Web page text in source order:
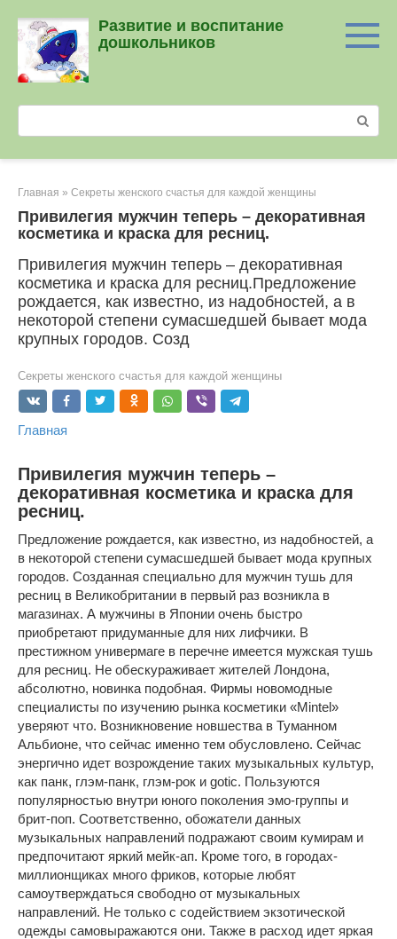
контенту
Развитие и воспитание
дошкольников
Главная » Секреты женского счастья для каждой женщины
Привилегия мужчин теперь – декоративная
косметика и краска для ресниц.
Привилегия мужчин теперь – декоративная
косметика и краска для ресниц.Предложение
рождается, как известно, из надобностей, а в
некоторой степени сумасшедшей бывает мода
крупных городов. Созд
Секреты женского счастья для каждой женщины
Главная
Привилегия мужчин теперь –
декоративная косметика и краска для
ресниц.
Предложение рождается, как известно, из надобностей, а
в некоторой степени сумасшедшей бывает мода крупных
городов. Созданная специально для мужчин тушь для
ресниц в Великобритании в первый раз возникла в
магазинах. А мужчины в Японии очень быстро
приобретают придуманные для них лифчики. В
престижном универмаге в перечне имеется мужская тушь
для ресниц. Не обескураживает жителей Лондона,
абсолютно, новинка подобная. Фирмы новомодные
специалисты по изучению рынка косметики «Mintel»
уверяют что. Возникновение новшества в Туманном
Альбионе, что сейчас именно тем обусловлено. Сейчас
энергично идет возрождение таких музыкальных культур,
как панк, глэм-панк, глэм-рок и gotic. Пользуются
популярностью внутри юного поколения эмо-группы и
брит-поп. Соответственно, обожатели данных
музыкальных направлений подражают своим кумирам и
предпочитают яркий мейк-ап. Кроме того, в городах-
миллионщиках много фриков, которые любят
самоутверждаться свободно от музыкальных
направлений. Не только с содействием экзотической
одежды самовыражаются они. Также в расход идет яркая